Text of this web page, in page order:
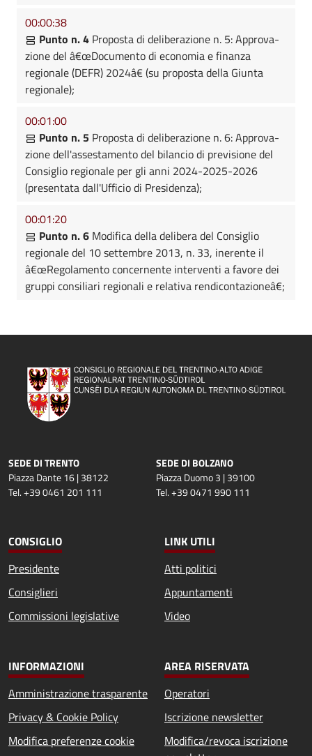
00:00:38
Punto n. 4 Proposta di deliberazione n. 5: Approva-
zione del â€œDocumento di economia e finanza
regionale (DEFR) 2024â€ (su proposta della Giunta
regionale);
00:01:00
Punto n. 5 Proposta di deliberazione n. 6: Approva-
zione dell'assestamento del bilancio di previsione del
Consiglio regionale per gli anni 2024-2025-2026
(presentata dall'Ufficio di Presidenza);
00:01:20
Punto n. 6 Modifica della delibera del Consiglio
regionale del 10 settembre 2013, n. 33, inerente il
â€œRegolamento concernente interventi a favore dei
gruppi consiliari regionali e relativa rendicontazioneâ€;
SEDE DI TRENTO
Piazza Dante 16 | 38122
Tel. +39 0461 201 111
SEDE DI BOLZANO
Piazza Duomo 3 | 39100
Tel. +39 0471 990 111
CONSIGLIO
Presidente
Consiglieri
Commissioni legislative
LINK UTILI
Atti politici
Appuntamenti
Video
INFORMAZIONI
Amministrazione trasparente
Privacy & Cookie Policy
Modifica preferenze cookie
AREA RISERVATA
Operatori
Iscrizione newsletter
Modifica/revoca iscrizione